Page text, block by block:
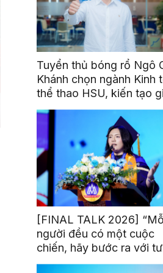
Tuyển thủ bóng rổ Ngô
Khánh chọn ngành Kinh
thể thao HSU, kiến tạo
trị từ đam mê thể thao
[FINAL TALK 2026]
người đều có một cuộc
chiến, hãy bước ra với tư
thế của người chiến